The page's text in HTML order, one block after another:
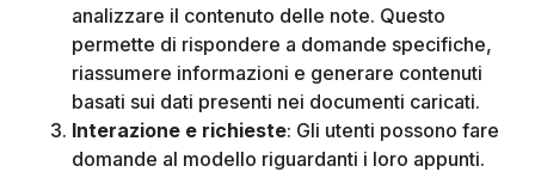
analizzare il contenuto delle note. Questo
permette di rispondere a domande specifiche,
riassumere informazioni e generare contenuti
basati sui dati presenti nei documenti caricati.
Interazione e richieste: Gli utenti possono fare
domande al modello riguardanti i loro appunti.